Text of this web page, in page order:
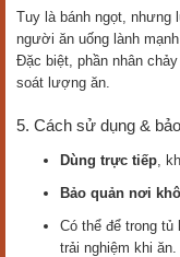
Tuy là bánh ngọt,
người ăn uống lành
Đặc biệt, phần nhân
soát lượng ăn.
5. Cách sử dụng &
Dùng trực tiếp,
Bảo quản nơi
Có thể để trong tủ
trải nghiệm khi ăn.